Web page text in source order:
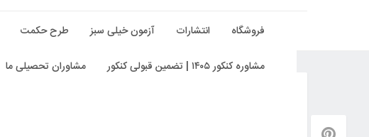
فروشگاه انتشارات آزمون خیلی سبز طرح حکمت
مشاوره کنکور ۱۴۰۵ | تضمین قبولی کنکور مشاوران تحصیلی ما